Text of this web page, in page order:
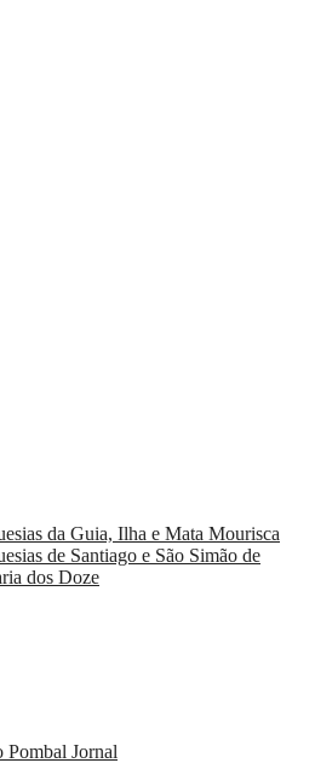
da Guia, Ilha e Mata Mourisca
de Santiago e São Simão de
dos Doze
Pombal Jornal